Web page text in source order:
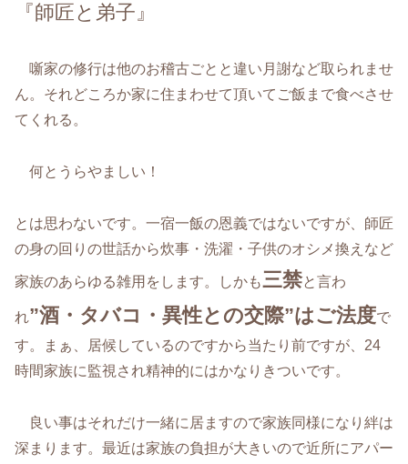
『師匠と弟子』
噺家の修行は他のお稽古ごとと違い月謝など取られませ
ん。それどころか家に住まわせて頂いてご飯まで食べさせ
てくれる。
何とうらやましい！
とは思わないです。一宿一飯の恩義ではないですが、師匠
の身の回りの世話から炊事・洗濯・子供のオシメ換えなど
家族のあらゆる雑用をします。しかも三禁と言わ
れ”酒・タバコ・異性との交際”はご法度で
す。まぁ、居候しているのですから当たり前ですが、24
時間家族に監視され精神的にはかなりきついです。
良い事はそれだけ一緒に居ますので家族同様になり絆は
深まります。最近は家族の負担が大きいので近所にアパー